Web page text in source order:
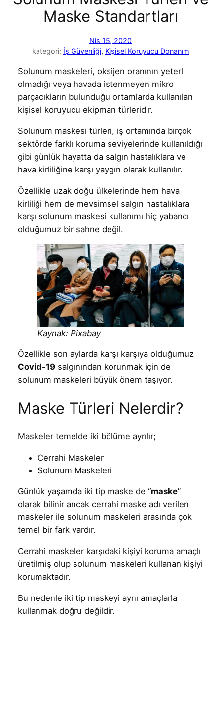
Maske Standartları
Nis 15, 2020
kategori: İş Güvenliği, Kişisel Koruyucu Donanım
Solunum maskeleri, oksijen oranının yeterli
olmadığı veya havada istenmeyen mikro
parçacıkların bulunduğu ortamlarda kullanılan
kişisel koruyucu ekipman türleridir.
Solunum maskesi türleri, iş ortamında birçok
sektörde farklı koruma seviyelerinde kullanıldığı
gibi günlük hayatta da salgın hastalıklara ve
hava kirliliğine karşı yaygın olarak kullanılır.
Özellikle uzak doğu ülkelerinde hem hava
kirliliği hem de mevsimsel salgın hastalıklara
karşı solunum maskesi kullanımı hiç yabancı
olduğumuz bir sahne değil.
Kaynak: Pixabay
Özellikle son aylarda karşı karşıya olduğumuz
Covid-19salgınından korunmak için de
solunum maskeleri büyük önem taşıyor.
Maske Türleri Nelerdir?
Maskeler temelde iki bölüme ayrılır;
Cerrahi Maskeler
Solunum Maskeleri
Günlük yaşamda iki tip maske de “maske”
olarak bilinir ancak cerrahi maske adı verilen
maskeler ile solunum maskeleri arasında çok
temel bir fark vardır.
Cerrahi maskeler karşıdaki kişiyi koruma amaçlı
üretilmiş olup solunum maskeleri kullanan kişiyi
korumaktadır.
Bu nedenle iki tip maskeyi aynı amaçlarla
kullanmak doğru değildir.